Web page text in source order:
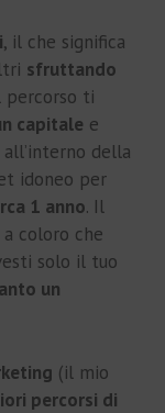
, il che significa
sfruttando
percorso ti
capitale e
della
idoneo per
1 anno. Il
a coloro che
solo il tuo
un
(il mio
percorsi di